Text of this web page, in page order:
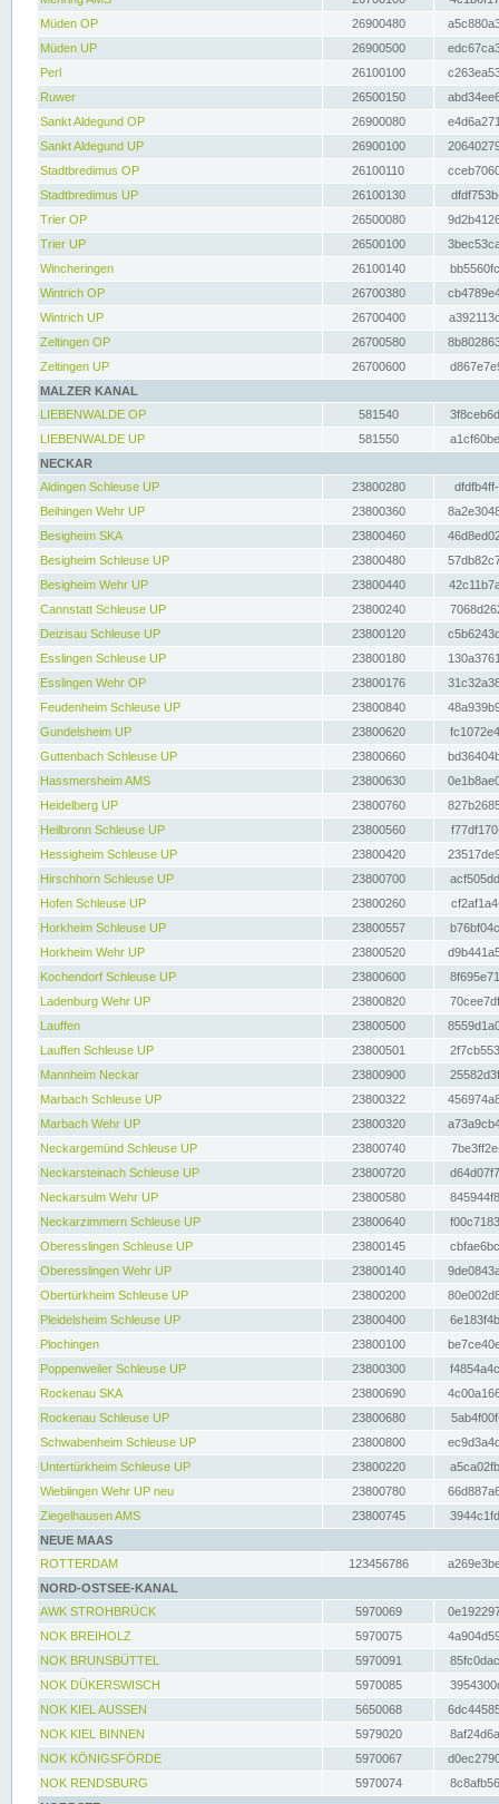
Müden OP
26900480
Müden UP
26900500
Perl
26100100
Ruwer
26500150
Sankt Aldegund OP
26900080
Sankt Aldegund UP
26900100
Stadtbredimus OP
26100110
Stadtbredimus UP
26100130
Trier OP
26500080
Trier UP
26500100
Wincheringen
26100140
Wintrich OP
26700380
Wintrich UP
26700400
Zeltingen OP
26700580
Zeltingen UP
26700600
MALZER KANAL
LIEBENWALDE OP
581540
LIEBENWALDE UP
581550
NECKAR
Aldingen Schleuse UP
23800280
Beihingen Wehr UP
23800360
Besigheim SKA
23800460
Besigheim Schleuse UP
23800480
Besigheim Wehr UP
23800440
Cannstatt Schleuse UP
23800240
Deizisau Schleuse UP
23800120
Esslingen Schleuse UP
23800180
Esslingen Wehr OP
23800176
Feudenheim Schleuse UP
23800840
Gundelsheim UP
23800620
Guttenbach Schleuse UP
23800660
Hassmersheim AMS
23800630
Heidelberg UP
23800760
Heilbronn Schleuse UP
23800560
Hessigheim Schleuse UP
23800420
Hirschhorn Schleuse UP
23800700
Hofen Schleuse UP
23800260
Horkheim Schleuse UP
23800557
Horkheim Wehr UP
23800520
Kochendorf Schleuse UP
23800600
Ladenburg Wehr UP
23800820
Lauffen
23800500
Lauffen Schleuse UP
23800501
Mannheim Neckar
23800900
Marbach Schleuse UP
23800322
Marbach Wehr UP
23800320
Neckargemünd Schleuse UP
23800740
Neckarsteinach Schleuse UP
23800720
Neckarsulm Wehr UP
23800580
Neckarzimmern Schleuse UP
23800640
Oberesslingen Schleuse UP
23800145
Oberesslingen Wehr UP
23800140
Obertürkheim Schleuse UP
23800200
Pleidelsheim Schleuse UP
23800400
Plochingen
23800100
Poppenweiler Schleuse UP
23800300
Rockenau SKA
23800690
Rockenau Schleuse UP
23800680
Schwabenheim Schleuse UP
23800800
Untertürkheim Schleuse UP
23800220
Wieblingen Wehr UP neu
23800780
Ziegelhausen AMS
23800745
NEUE MAAS
ROTTERDAM
123456786
NORD-OSTSEE-KANAL
AWK STROHBRÜCK
5970069
NOK BREIHOLZ
5970075
NOK BRUNSBÜTTEL
5970091
NOK DÜKERSWISCH
5970085
NOK KIEL AUSSEN
5650068
NOK KIEL BINNEN
5979020
NOK KÖNIGSFÖRDE
5970067
NOK RENDSBURG
5970074